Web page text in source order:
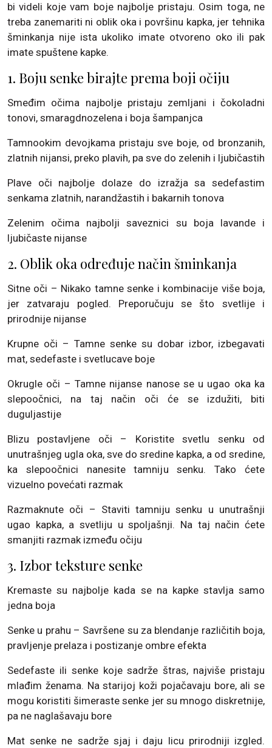
bi videli koje vam boje najbolje pristaju. Osim toga, ne
treba zanemariti ni oblik oka i površinu kapka, jer tehnika
šminkanja nije ista ukoliko imate otvoreno oko ili pak
imate spuštene kapke.
1. Boju senke birajte prema boji očiju
Smeđim očima najbolje pristaju zemljani i čokoladni
tonovi, smaragdnozelena i boja šampanjca
Tamnookim devojkama pristaju sve boje, od bronzanih,
zlatnih nijansi, preko plavih, pa sve do zelenih i ljubičastih
Plave oči najbolje dolaze do izražja sa sedefastim
senkama zlatnih, narandžastih i bakarnih tonova
Zelenim očima najbolji saveznici su boja lavande i
ljubičaste nijanse
2. Oblik oka određuje način šminkanja
Sitne oči – Nikako tamne senke i kombinacije više boja,
jer zatvaraju pogled. Preporučuju se što svetlije i
prirodnije nijanse
Krupne oči – Tamne senke su dobar izbor, izbegavati
mat, sedefaste i svetlucave boje
Okrugle oči – Tamne nijanse nanose se u ugao oka ka
slepoočnici, na taj način oči će se izdužiti, biti
duguljastije
Blizu postavljene oči – Koristite svetlu senku od
unutrašnjeg ugla oka, sve do sredine kapka, a od sredine,
ka slepoočnici nanesite tamniju senku. Tako ćete
vizuelno povećati razmak
Razmaknute oči – Staviti tamniju senku u unutrašnji
ugao kapka, a svetliju u spoljašnji. Na taj način ćete
smanjiti razmak između očiju
3. Izbor teksture senke
Kremaste su najbolje kada se na kapke stavlja samo
jedna boja
Senke u prahu – Savršene su za blendanje različitih boja,
pravljenje prelaza i postizanje ombre efekta
Sedefaste ili senke koje sadrže štras, najviše pristaju
mlađim ženama. Na starijoj koži pojačavaju bore, ali se
mogu koristiti šimeraste senke jer su mnogo diskretnije,
pa ne naglašavaju bore
Mat senke ne sadrže sjaj i daju licu prirodniji izgled.